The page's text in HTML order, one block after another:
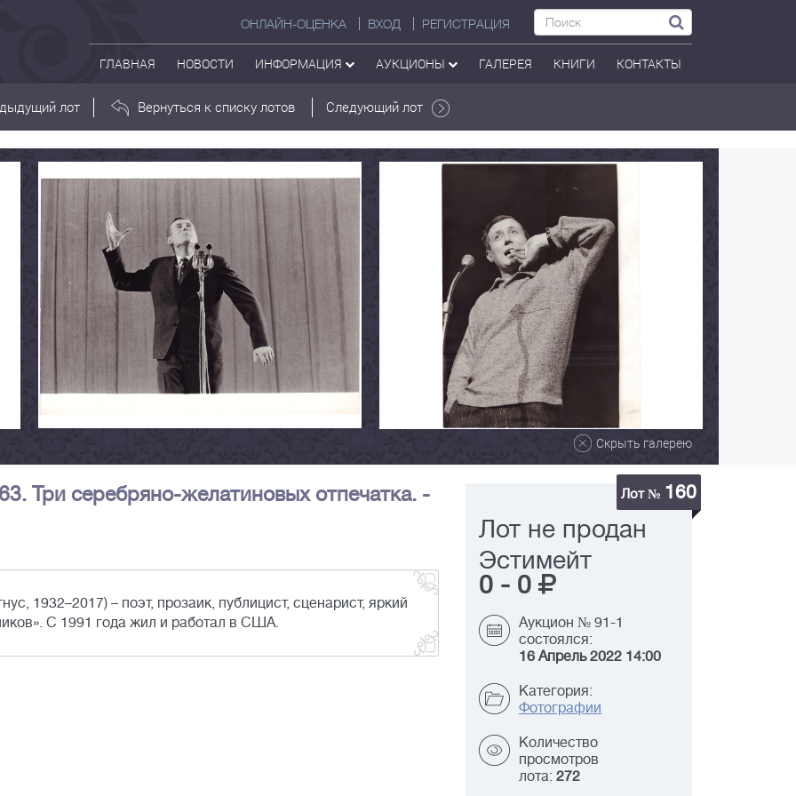
ОНЛАЙН-ОЦЕНКА ВХОД РЕГИСТРАЦИЯ
ГЛАВНАЯ НОВОСТИ ИНФОРМАЦИЯ АУКЦИОНЫ ГАЛЕРЕЯ КНИГИ КОНТАКТЫ
лот Вернуться к списку лотов Следующий лот
Скрыть галерею
Три серебряно-желатиновых отпечатка. -
1932–2017) – поэт, прозаик, публицист, сценарист, яркий
С 1991 года жил и работал в США.
Лот № 160
Лот не продан
Эстимейт
0 - 0
Аукцион № 91-1
состоялся:
16 Апрель 2022 14:00
Категория:
Фотографии
Количество
просмотров
лота: 272